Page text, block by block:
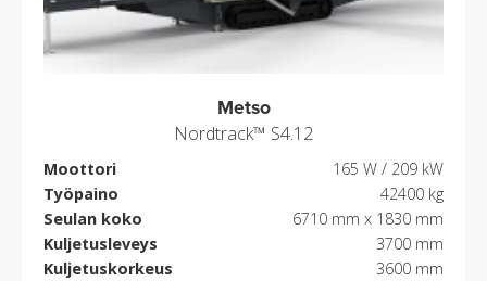
Metso
Nordtrack™ S4.12
Moottori
165 W / 209 kW
Työpaino
42400 kg
Seulan koko
6710 mm x 1830 mm
Kuljetusleveys
3700 mm
Kuljetuskorkeus
3600 mm